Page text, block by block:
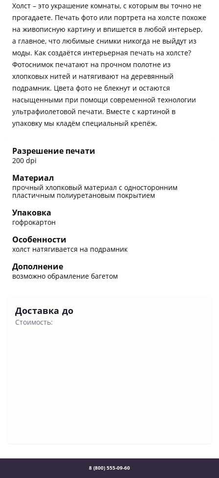
Холст – это украшение комнаты, с которым вы точно не
прогадаете. Печать фото или портрета на холсте похоже
на живописную картину и впишется в любой интерьер,
а главное, что любимые снимки никогда не выйдут из
моды. Как создаётся интерьерная печать на холсте?
Фотоснимок печатают на прочном полотне из
хлопковых нитей и натягивают на деревянный
подрамник. Цвета фото не блекнут и остаются
насыщенными при помощи современной технологии
ультрафиолетовой печати. Вместе с картиной в
упаковку мы кладём специальный крепёж.
Разрешение печати
200 dpi
Материал
прочный хлопковый материал с односторонним
пластичным полиуретановым покрытием
Упаковка
гофрокартон
Особенности
холст натягивается на подрамник
Дополнение
возможно обрамление багетом
Доставка до
Стоимость:
8 (800) 555-09-60